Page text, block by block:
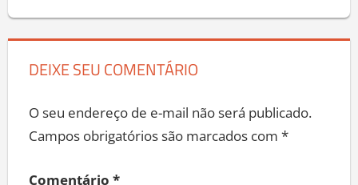
DEIXE SEU COMENTÁRIO
O seu endereço de e-mail não será publicado.
Campos obrigatórios são marcados com *